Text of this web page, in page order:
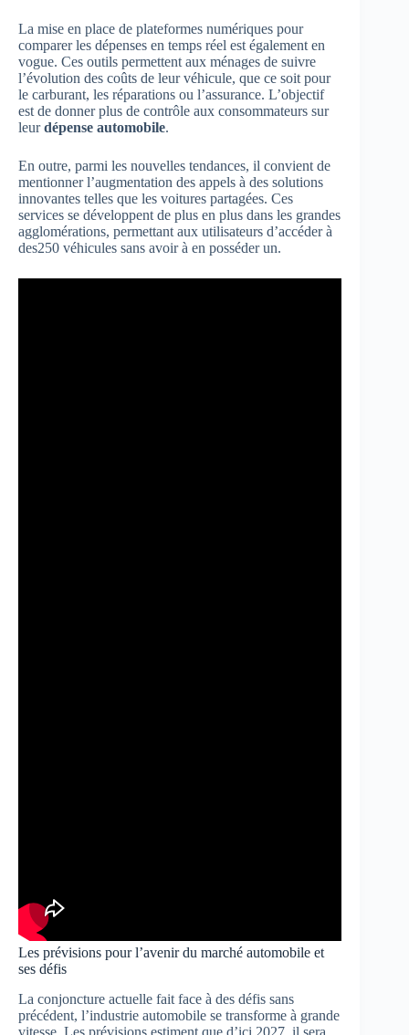
La mise en place de plateformes numériques pour
comparer les dépenses en temps réel est également en
vogue. Ces outils permettent aux ménages de suivre
l’évolution des coûts de leur véhicule, que ce soit pour
le carburant, les réparations ou l’assurance. L’objectif
est de donner plus de contrôle aux consommateurs sur
leurdépense automobile.
En outre, parmi les nouvelles tendances, il convient de
mentionner l’augmentation des appels à des solutions
innovantes telles que les voitures partagées. Ces
services se développent de plus en plus dans les grandes
agglomérations, permettant aux utilisateurs d’accéder à
des250 véhicules sans avoir à en posséder un.
Les prévisions pour l’avenir du marché automobile et
ses défis
La conjoncture actuelle fait face à des défis sans
précédent, l’industrie automobile se transforme à grande
vitesse. Les prévisions estiment que d’ici 2027, il sera